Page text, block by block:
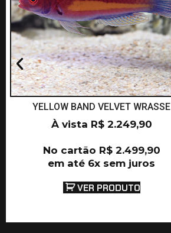
YELLOW BAND VELVET WRASSE
À vista R$2.249,90
No cartão R$2.499,90
em até 6x sem juros
VER PRODUTO